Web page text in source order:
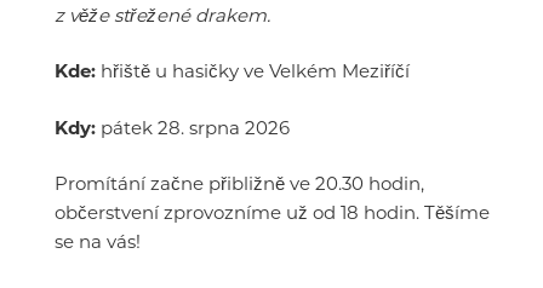
z věže střežené drakem.
Kde: hřiště u hasičky ve Velkém Meziříčí
Kdy: pátek 28. srpna 2026
Promítání začne přibližně ve 20.30 hodin,
občerstvení zprovozníme už od 18 hodin. Těšíme
se na vás!